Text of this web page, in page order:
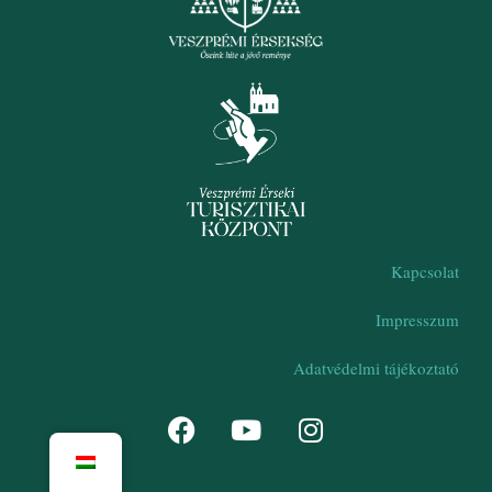
Kapcsolat
Impresszum
Adatvédelmi tájékoztató